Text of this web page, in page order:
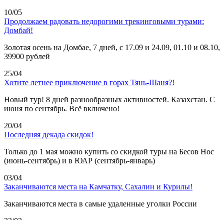
10/05
Продолжаем радовать недорогими трекинговыми турами:
Домбай!
Золотая осень на Домбае, 7 дней, с 17.09 и 24.09, 01.10 и 08.10,
39900 рублей
25/04
Хотите летнее приключение в горах Тянь-Шаня?!
Новый тур! 8 дней разнообразных активностей. Казахстан. С
июня по сентябрь. Всё включено!
20/04
Последняя декада скидок!
Только до 1 мая можно купить со скидкой туры на Бесов Нос
(июнь-сентябрь) и в ЮАР (сентябрь-январь)
03/04
Заканчиваются места на Камчатку, Сахалин и Курилы!
Заканчиваются места в самые удаленные уголки России